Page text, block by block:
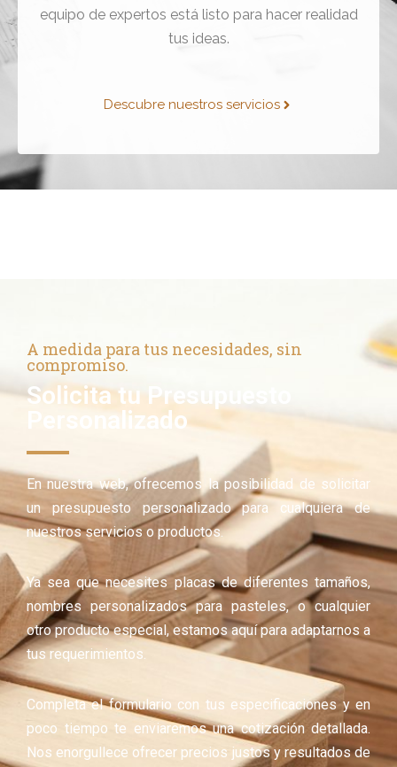
equipo de expertos está listo para hacer realidad
tus ideas.
Descubre nuestros servicios
A medida para tus necesidades, sin
compromiso.
Solicita tu Presupuesto
Personalizado
En nuestra web, ofrecemos la posibilidad de solicitar
un presupuesto personalizado para cualquiera de
nuestros servicios o productos.
Ya sea que necesites placas de diferentes tamaños,
nombres personalizados para pasteles, o cualquier
otro producto especial, estamos aquí para adaptarnos a
tus requerimientos.
Completa el formulario con tus especificaciones y en
poco tiempo te enviaremos una cotización detallada.
Nos enorgullece ofrecer precios justos y resultados de